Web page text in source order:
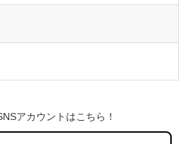
アカウントはこちら！